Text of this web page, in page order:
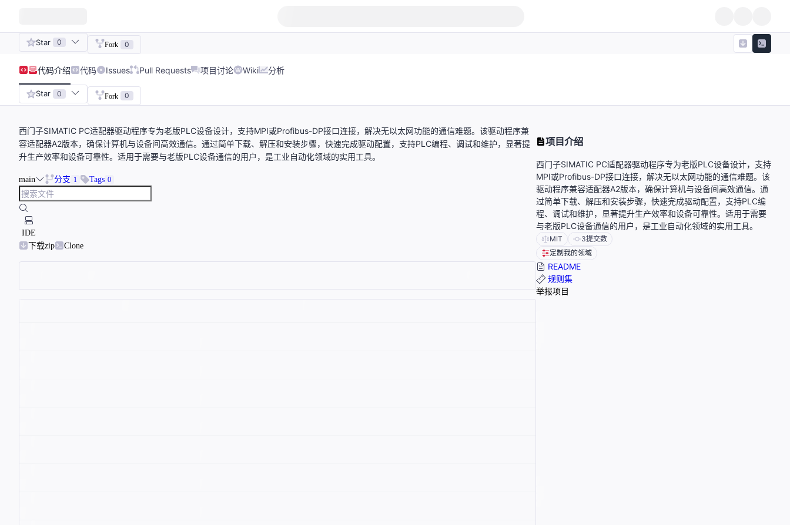
Star 0 Fork 0
代码介绍 代码 Issues Pull Requests 项目讨论 Wiki 分析
Star 0 Fork 0
西门子SIMATIC PC适配器驱动程序专为老版PLC设备设计，支持MPI或Profibus-DP接口连接，解决无以太网功能的通信难题。该驱动程序兼
容适配器A2版本，确保计算机与设备间高效通信。通过简单下载、解压和安装步骤，快速完成驱动配置，支持PLC编程、调试和维护，显著提
升生产效率和设备可靠性。适用于需要与老版PLC设备通信的用户，是工业自动化领域的实用工具。
main 分支 1 Tags 0
IDE
下载zip
Clone
项目介绍
西门子SIMATIC PC适配器驱动程序专为老版PLC设备设计，支持
MPI或Profibus-DP接口连接，解决无以太网功能的通信难题。该
驱动程序兼容适配器A2版本，确保计算机与设备间高效通信。通
过简单下载、解压和安装步骤，快速完成驱动配置，支持PLC编
程、调试和维护，显著提升生产效率和设备可靠性。适用于需要
与老版PLC设备通信的用户，是工业自动化领域的实用工具。
MIT 3提交数
定制我的领域
README
规则集
举报项目